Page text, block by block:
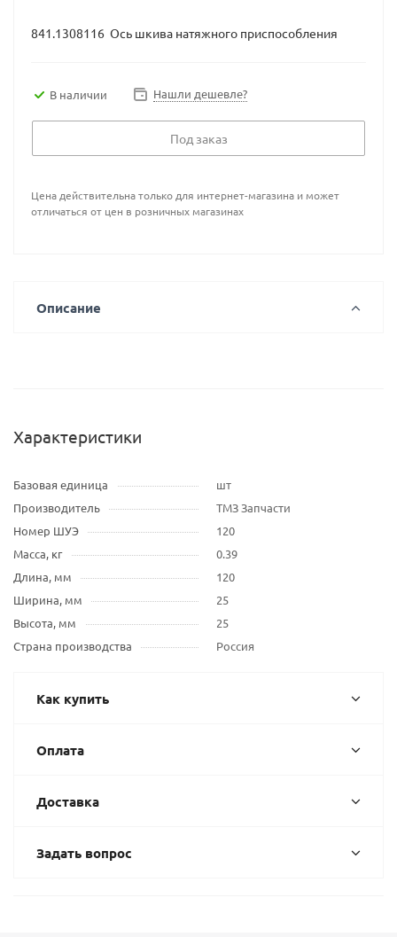
841.1308116 Ось шкива натяжного приспособления
В наличии Нашли дешевле?
Под заказ
Цена действительна только для интернет-магазина и может
отличаться от цен в розничных магазинах
Описание
Характеристики
Базовая единица
шт
Производитель
ТМЗ Запчасти
Номер ШУЭ
120
Масса, кг
0.39
Длина, мм
120
Ширина, мм
25
Высота, мм
25
Страна производства
Россия
Как купить
Оплата
Доставка
Задать вопрос